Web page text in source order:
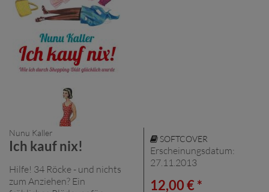
Nunu Kaller
Ich kauf nix!
Hilfe! 34 Röcke - und nichts
zum Anziehen? Ein
SOFTCOVER
Erscheinungsdatum:
27.11.2013
12,00 € *